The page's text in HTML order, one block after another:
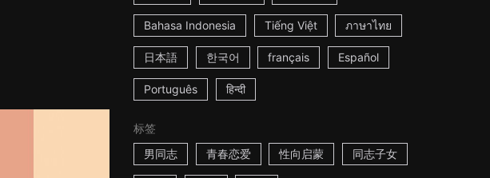
Bahasa Indonesia Tiếng Việt ภาษาไทย
日本語 한국어 français Español
Português हिन्दी
标签
男同志
青春恋爱 性向启蒙 同志子女